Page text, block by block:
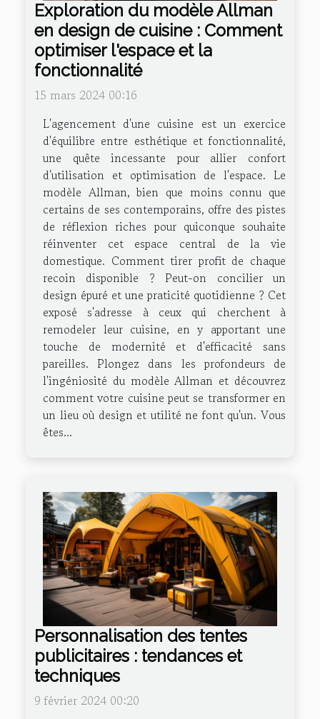
Exploration du modèle Allman
en design de cuisine : Comment
optimiser l'espace et la
fonctionnalité
15 mars 2024 00:16
L'agencement d'une cuisine est un exercice
d'équilibre entre esthétique et fonctionnalité,
une quête incessante pour allier confort
d'utilisation et optimisation de l'espace. Le
modèle Allman, bien que moins connu que
certains de ses contemporains, offre des pistes
de réflexion riches pour quiconque souhaite
réinventer cet espace central de la vie
domestique. Comment tirer profit de chaque
recoin disponible ? Peut-on concilier un
design épuré et une praticité quotidienne ? Cet
exposé s'adresse à ceux qui cherchent à
remodeler leur cuisine, en y apportant une
touche de modernité et d'efficacité sans
pareilles. Plongez dans les profondeurs de
l'ingéniosité du modèle Allman et découvrez
comment votre cuisine peut se transformer en
un lieu où design et utilité ne font qu'un. Vous
êtes...
Personnalisation des tentes
publicitaires : tendances et
techniques
9 février 2024 00:20